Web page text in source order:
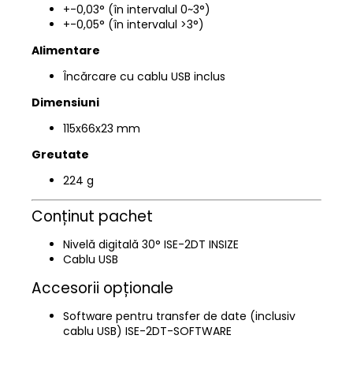
+-0,03° (în intervalul 0~3°)
+-0,05° (în intervalul >3°)
Alimentare
Încărcare cu cablu USB inclus
Dimensiuni
115x66x23 mm
Greutate
224 g
Conținut pachet
Nivelă digitală 30° ISE-2DT INSIZE
Cablu USB
Accesorii opționale
Software pentru transfer de date (inclusiv
cablu USB) ISE-2DT-SOFTWARE